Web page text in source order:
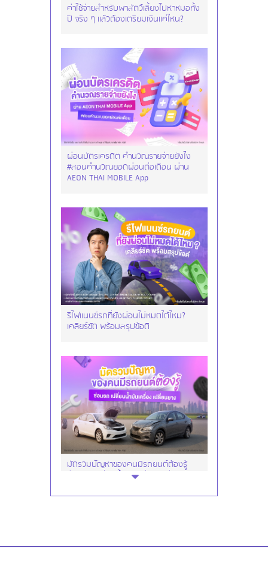
ค่าใช้จ่ายสำหรับพาสัตว์เลี้ยงไปหาหมอทั้ง
ปี จริง ๆ แล้วต้องเตรียมเงินแค่ไหน?
ผ่อนบัตรเครดิต คำนวณรายจ่ายยังไง
#สอนคำนวณยอดผ่อนต่อเดือน ผ่าน
AEON THAI MOBILE App
รีไฟแนนซ์รถที่ยังผ่อนไม่หมดได้ไหม?
เคลียร์ชัด พร้อมสรุปข้อดี
มัดรวมปัญหาของคนมีรถยนต์ต้องรู้
ซ่อมรถ เปลี่ยนน้ำมันเครื่อง เปลี่ยนยาง